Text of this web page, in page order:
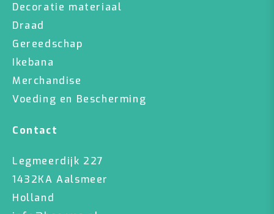
Decoratie materiaal
Draad
Gereedschap
Ikebana
Merchandise
Voeding en Bescherming
Contact
Legmeerdijk 227
1432KA Aalsmeer
Holland